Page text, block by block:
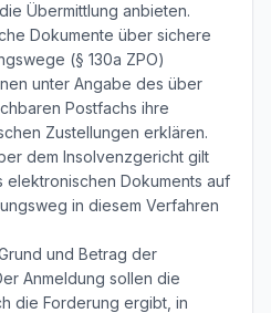
Übermittlung anbieten.
Dokumente über sichere
(§ 130a ZPO)
unter Angabe des über
Postfachs ihre
Zustellungen erklären.
dem Insolvenzgericht gilt
elektronischen Dokuments auf
in diesem Verfahren
und Betrag der
Anmeldung sollen die
die Forderung ergibt, in